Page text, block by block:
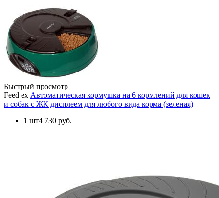
Быстрый просмотр
Feed ex Автоматическая кормушка на 6 кормлений для кошек
и собак с ЖК дисплеем для любого вида корма (зеленая)
1 шт4 730 руб.